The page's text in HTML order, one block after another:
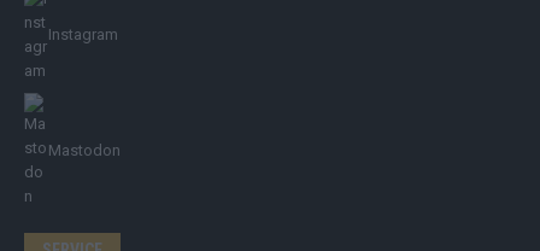
Instagram
Mastodon